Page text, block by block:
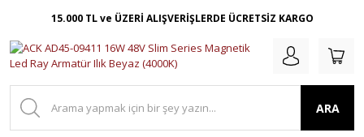
15.000 TL ve ÜZERİ ALIŞVERİŞLERDE ÜCRETSİZ KARGO
ARA